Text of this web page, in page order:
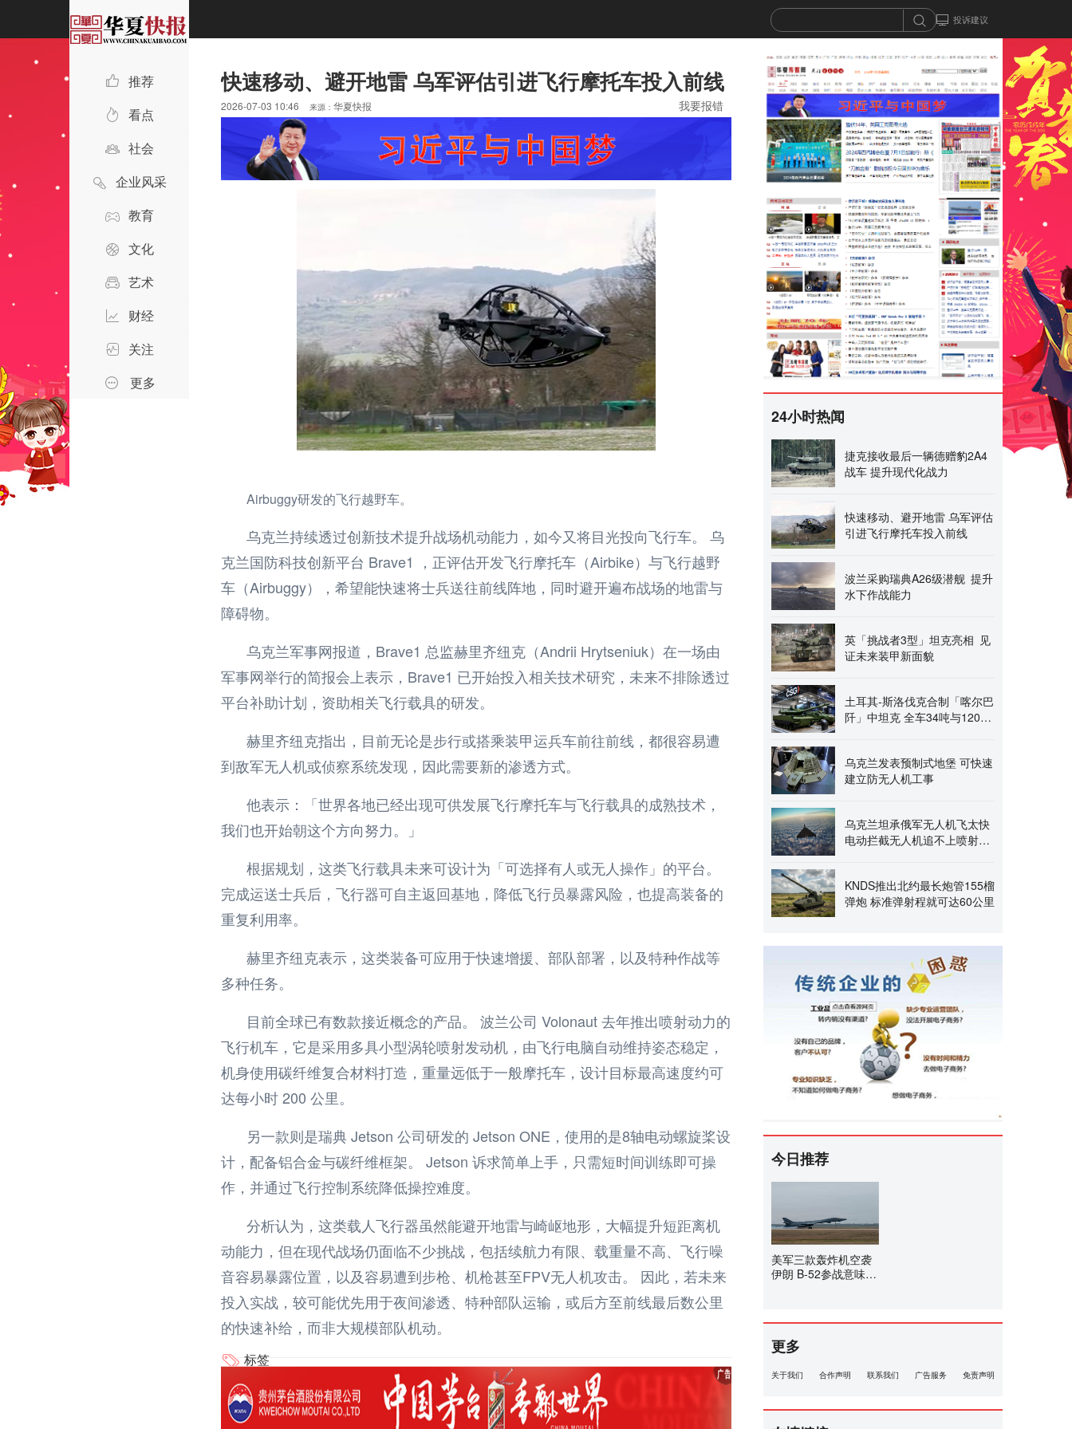
投诉建议
推荐
看点
社会
企业风采
教育
文化
艺术
财经
关注
更多
快速移动、避开地雷 乌军评估引进飞行摩托车投入前线
2026-07-03 10:46 来源： 华夏快报 我要报错
Airbuggy研发的飞行越野车。
乌克兰持续透过创新技术提升战场机动能力，如今又将目光投向飞行车。 乌
克兰国防科技创新平台 Brave1 ，正评估开发飞行摩托车（Airbike）与飞行越野
车（Airbuggy），希望能快速将士兵送往前线阵地，同时避开遍布战场的地雷与
障碍物。
乌克兰军事网报道， Brave1 总监赫里齐纽克（Andrii Hrytseniuk）在一场由
军事网举行的简报会上表示， Brave1 已开始投入相关技术研究，未来不排除透过
平台补助计划，资助相关飞行载具的研发。
赫里齐纽克指出，目前无论是步行或搭乘装甲运兵车前往前线，都很容易遭
到敌军无人机或侦察系统发现，因此需要新的渗透方式。
他表示：「世界各地已经出现可供发展飞行摩托车与飞行载具的成熟技术，
我们也开始朝这个方向努力。」
根据规划，这类飞行载具未来可设计为「可选择有人或无人操作」的平台。
完成运送士兵后，飞行器可自主返回基地，降低飞行员暴露风险，也提高装备的
重复利用率。
赫里齐纽克表示，这类装备可应用于快速增援、部队部署，以及特种作战等
多种任务。
目前全球已有数款接近概念的产品。 波兰公司 Volonaut去年推出喷射动力的
飞行机车，它是采用多具小型涡轮喷射发动机，由飞行电脑自动维持姿态稳定，
机身使用碳纤维复合材料打造，重量远低于一般摩托车，设计目标最高速度约可
达每小时200 公里。
另一款则是瑞典Jetson 公司研发的 Jetson ONE ，使用的是8轴电动螺旋桨设
计，配备铝合金与碳纤维框架。
Jetson 诉求简单上手，只需短时间训练即可操
作，并通过飞行控制系统降低操控难度。
分析认为，这类载人飞行器虽然能避开地雷与崎岖地形，大幅提升短距离机
动能力，但在现代战场仍面临不少挑战，包括续航力有限、载重量不高、飞行噪
音容易暴露位置，以及容易遭到步枪、机枪甚至FPV无人机攻击。 因此，若未来
投入实战，较可能优先用于夜间渗透、特种部队运输，或后方至前线最后数公里
的快速补给，而非大规模部队机动。
标签
24小时热闻
捷克接收最后一辆德赠豹2A4
战车 提升现代化战力
快速移动、避开地雷 乌军评估
引进飞行摩托车投入前线
波兰采购瑞典A26级潜舰 提升
水下作战能力
英「挑战者3型」坦克亮相 见
证未来装甲新面貌
土耳其-斯洛伐克合制「喀尔巴
阡」中坦克 全车34吨与120毫
乌克兰发表预制式地堡 可快速
建立防无人机工事
乌克兰坦承俄军无人机飞太快
电动拦截无人机追不上喷射版
KNDS推出北约最长炮管155榴
弹炮 标准弹射程就可达60公里
今日推荐
美军三款轰炸机空袭
伊朗 B-52参战意味什
更多
关于我们 合作声明 联系我们 广告服务 免责声明